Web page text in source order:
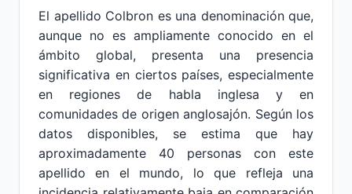
El apellido Colbron es una denominación que,
aunque no es ampliamente conocido en el
ámbito global, presenta una presencia
significativa en ciertos países, especialmente
en regiones de habla inglesa y en
comunidades de origen anglosajón. Según los
datos disponibles, se estima que hay
aproximadamente 40 personas con este
apellido en el mundo, lo que refleja una